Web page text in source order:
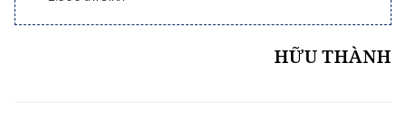
HỮU THÀNH